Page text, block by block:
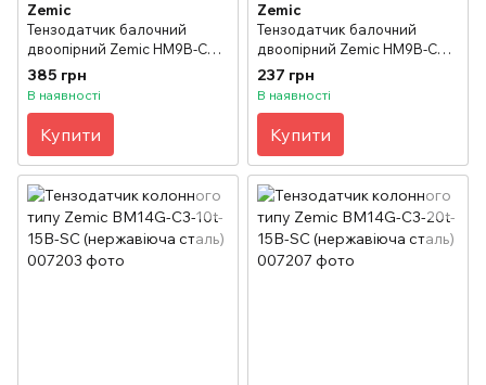
Zemic
Тензодатчик балочний
двоопірний Zemic HM9B-C3-
50t-16B (сталь з нікелевим
покриттям)
385 грн
В наявності
Купити
Zemic
Тензодатчик балочний
двоопірний Zemic HM9B-C3-
30t-16B (сталь з нікелевим
покриттям)
237 грн
В наявності
Купити